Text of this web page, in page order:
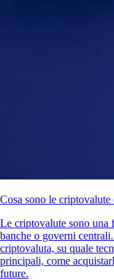
Cosa sono le
Le criptovalute sono una
banche o governi
criptovaluta, su quale
principali, come
future.